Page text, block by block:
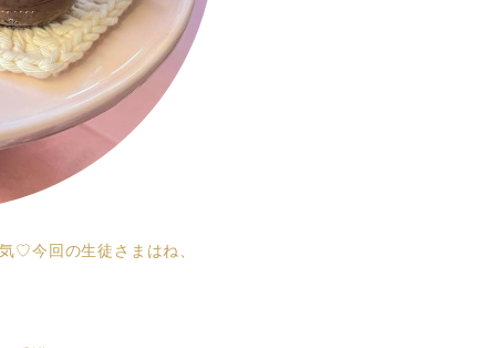
♡今回の生徒さまはね、